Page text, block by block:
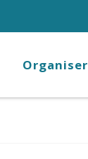
Organiser